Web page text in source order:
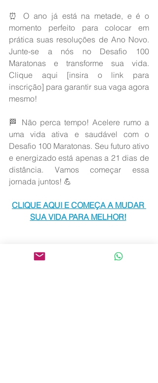
⏰ O ano já está na metade, e é o
momento perfeito para colocar em
prática suas resoluções de Ano Novo.
Junte-se a nós no Desafio 100
Maratonas e transforme sua vida.
Clique aqui [insira o link para
inscrição] para garantir sua vaga agora
mesmo!
🏁 Não perca tempo! Acelere rumo a
uma vida ativa e saudável com o
Desafio 100 Maratonas. Seu futuro ativo
e energizado está apenas a 21 dias de
distância. Vamos começar essa
jornada juntos! 💪
CLIQUE AQUI E COMEÇA A MUDAR
SUA VIDA PARA MELHOR!